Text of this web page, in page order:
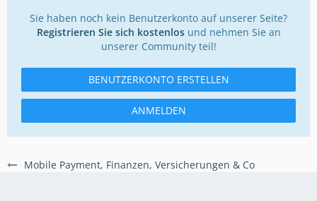
Mobile Payment, Finanzen, Versicherungen & Co
Sie haben noch kein Benutzerkonto auf unserer Seite?
Registrieren Sie sich kostenlosund nehmen Sie an
unserer Community teil!
BENUTZERKONTO ERSTELLEN
ANMELDEN